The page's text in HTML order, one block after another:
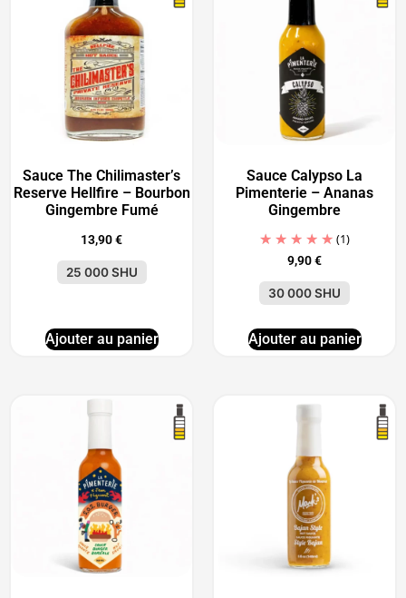
Sauce The Chilimaster’s
Reserve Hellfire – Bourbon
Gingembre Fumé
13,90€
25 000 SHU
Ajouter au panier
Sauce Calypso La
Pimenterie – Ananas
Gingembre
(1)
9,90€
30 000 SHU
Ajouter au panier